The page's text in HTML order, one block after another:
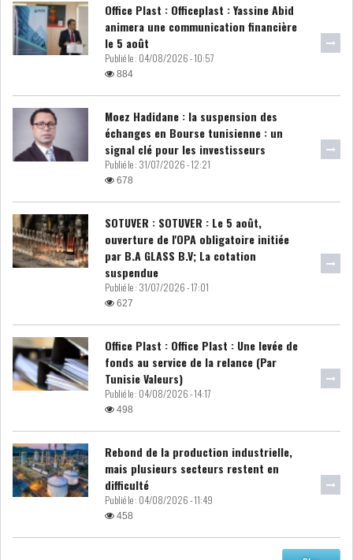
IRADA : PREMIER APPEL À
FONDATION POUR L...
POLITIQUE
DIVERS
ASSEMBLÉE DES
REPRÉSENTANTS DU
SAIED LIMOGE LA MINISTRE DE
L'INDUS...
MINISTRE DE L'ÉQU...
Office Plast : Officeplast : Yassine Abid
animera une communication financière
le 5 août
Publié le : 04/08/2026 - 10:57
884
Moez Hadidane : la suspension des
échanges en Bourse tunisienne : un
signal clé pour les investisseurs
Publié le : 31/07/2026 - 12:21
678
SOTUVER : SOTUVER : Le 5 août,
ouverture de l'OPA obligatoire initiée
par B.A GLASS B.V; La cotation
suspendue
Publié le : 31/07/2026 - 17:01
627
Office Plast : Office Plast : Une levée de
fonds au service de la relance (Par
Tunisie Valeurs)
Publié le : 04/08/2026 - 14:17
498
Rebond de la production industrielle,
mais plusieurs secteurs restent en
difficulté
Publié le : 04/08/2026 - 11:49
458